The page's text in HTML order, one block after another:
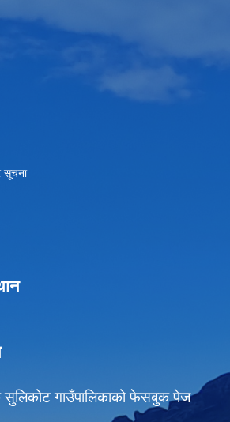
सूचना
सुलिकोट गाउँपालिकाको फेसबुक पेज